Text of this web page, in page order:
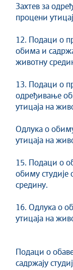
Захтев за
процени
12. Подаци о
обима и
животну
13. Подаци о
одређивање
утицаја на
Одлука о
утицаја на
15. Подаци о
обиму студије
средину.
16. Одлука о
утицаја на
Подаци о
садржају